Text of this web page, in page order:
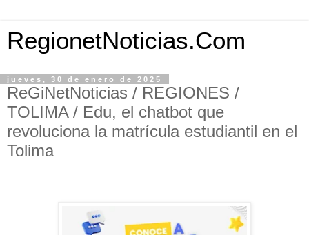
RegionetNoticias.Com
jueves, 30 de enero de 2025
ReGiNetNoticias / REGIONES /
TOLIMA / Edu, el chatbot que
revoluciona la matrícula estudiantil en el
Tolima